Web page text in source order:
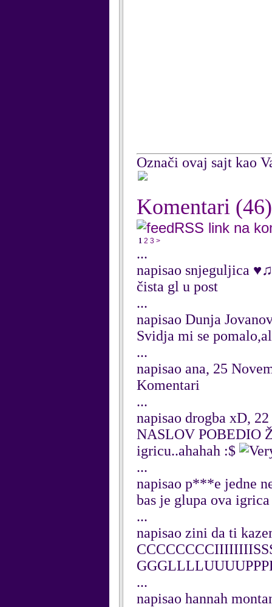
Označi ovaj sajt kao
Komentari (46)
RSS link na
1 2 3 >
...
napisao snjeguljica
čista gl u post
...
napisao Dunja
Svidja mi se
...
napisao ana, 25
Komentari
...
napisao drogba xD,
NASLOV POBEDIO
igricu..ahahah :$
...
napisao p***e jedne
bas je glupa ova
...
napisao zini da ti
...
napisao hannah